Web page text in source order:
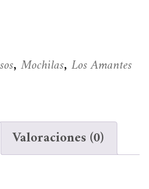
,Mochilas, Los Amantes
Valoraciones (0)